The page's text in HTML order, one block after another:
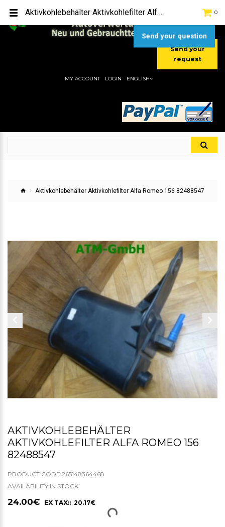
[+49] (0) 2232-5205
[+49] (0) 177 / 4080033
Send your
request
0
MY ACCOUNT LOGIN ENGLISH
Aktivkohlebehälter Aktivkohlefilter Alfa Romeo 156 82488547
AKTIVKOHLEBEHÄLTER
AKTIVKOHLEFILTER ALFA ROMEO 156
82488547
PRODUCT CODE:265148364468
AVAILABILITY:IN STOCK
24.00€ EX TAX:: 20.17€
Aktivkohlebehälter Aktivkohlefilter Alfa Romeo 156 82488547
Send your question